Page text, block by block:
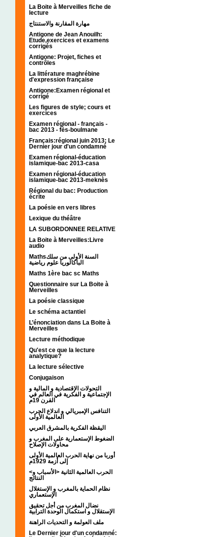
La Boite à Merveilles fiche de
lecture
مهارة المقارنة والاستنتاج
Antigone de Jean Anouilh:
Etude,exercices et examens
corrigés
Antigone: Projet, fiches et
contrôles
La littérature maghrébine
d'expression française
Antigone:Examen régional et
corrigé
Les figures de style; cours et
exercices
Examen régional - français -
bac 2013 - fès-boulmane
Français:régional juin 2013; Le
Dernier jour d'un condamné
Examen régional-éducation
islamique-bac 2013-casa
Examen régional-éducation
islamique-bac 2013-meknès
Régional du bac: Production
écrite
La poésie en vers libres
Lexique du théâtre
LA SUBORDONNEE RELATIVE
La Boite à Merveilles:Livre
audio
Mathsالسنة الأولى من سلك
الباكالوريا علوم رياضية
Maths 1ère bac sc Maths
Questionnaire sur La Boite à
Merveilles
La poésie classique
Le schéma actantiel
L’énonciation dans La Boite à
Merveilles
Lecture méthodique
Qu'est ce que la lecture
analytique?
La lecture sélective
Conjugaison
التحولات الإقتصادية و المالية و
الإجتماعية و الفكرية في العالم في
القرن 19م
التنافس الإمبريالي و اندلاع الحرب
العالمية الأولى
اليقظة الفكرية بالمشرق العربي
الضغوط الإستعمارية على المغرب و
محاولات الإصلاح
أوربا من نهاية الحرب العالمية الأولى
إلى أزمة 1929م
<الحرب العالمية الثانية <الأسباب و
النتائج
نظام الحماية بالمغرب و الإستغلال
الإستعماري
نضال المغرب من أجل تحقيق
الإستقلال و استكمال الوحدة الترابية
ملف العولمة و التحديات الراهنة
Le Dernier jour d'un condamné: